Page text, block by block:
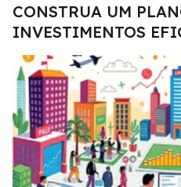
CONSTRUA UM
INVESTIMENTOS